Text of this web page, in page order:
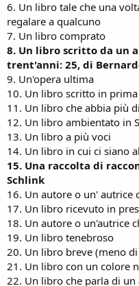
6. Un libro tale che una
regalare a qualcuno
7. Un libro comprato
8. Un libro scritto da un
trent'anni: 25, di
9. Un'opera ultima
10. Un libro scritto in
11. Un libro che abbia più
12. Un libro ambientato in
13. Un libro a più voci
14. Un libro in cui ci siano
15. Una raccolta di
Schlink
16. Un autore o un' autrice
17. Un libro ricevuto in
18. Un autore o un'autrice
19. Un libro tenebroso
20. Un libro breve (meno
21. Un libro con un colore
22. Un libro che parla di un